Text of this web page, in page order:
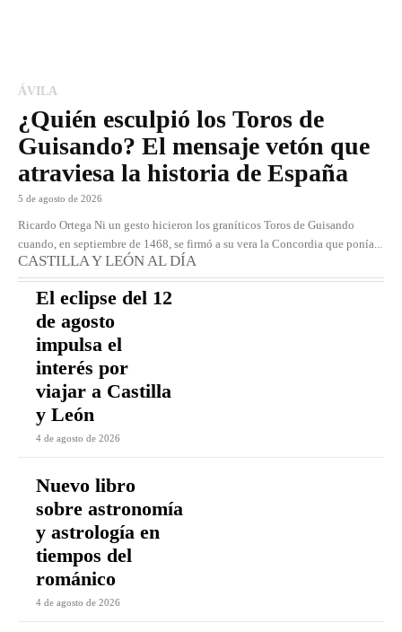
ÁVILA
¿Quién esculpió los Toros de
Guisando? El mensaje vetón que
atraviesa la historia de España
5 de agosto de 2026
Ricardo Ortega Ni un gesto hicieron los graníticos Toros de Guisando
cuando, en septiembre de 1468, se firmó a su vera la Concordia que ponía...
CASTILLA Y LEÓN AL DÍA
El eclipse del 12
de agosto
impulsa el
interés por
viajar a Castilla
y León
4 de agosto de 2026
Nuevo libro
sobre astronomía
y astrología en
tiempos del
románico
4 de agosto de 2026